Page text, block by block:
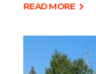
READ MORE